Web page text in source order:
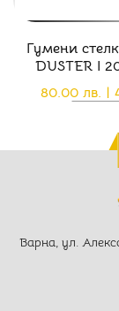
Гумени
DUSTER I
80.00 лв. |
Варна, ул.